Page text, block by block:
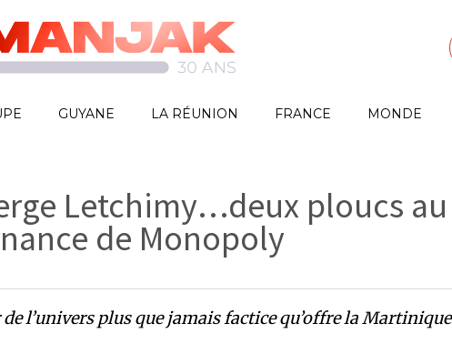
GUYANE LA RÉUNION FRANCE MONDE
Letchimy…deux ploucs au
de Monopoly
l’univers plus que jamais factice qu’offre la Martinique